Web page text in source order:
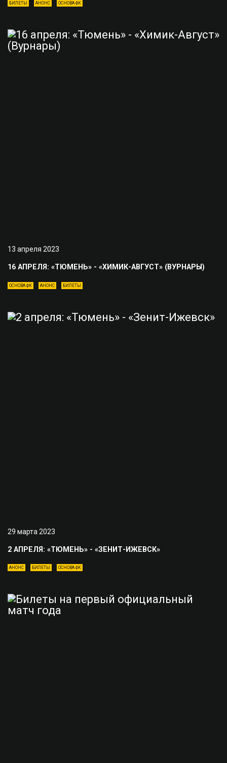
БИЛЕТЫ АНОНС ОСНОВА ФК
13 апреля 2023
16 АПРЕЛЯ: «ТЮМЕНЬ» - «ХИМИК-АВГУСТ» (ВУРНАРЫ)
ОСНОВА ФК АНОНС БИЛЕТЫ
29 марта 2023
2 АПРЕЛЯ: «ТЮМЕНЬ» - «ЗЕНИТ-ИЖЕВСК»
АНОНС БИЛЕТЫ ОСНОВА ФК